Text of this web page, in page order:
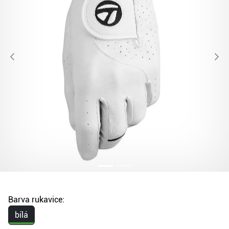
Barva rukavice:
bílá